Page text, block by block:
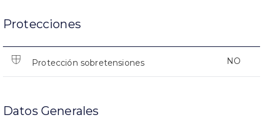
Protecciones
Protección sobretensiones NO
Datos Generales